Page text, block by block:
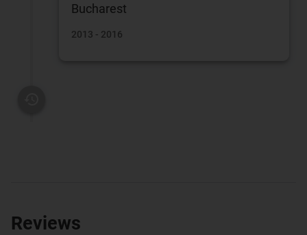
Bucharest
2013 - 2016
Reviews